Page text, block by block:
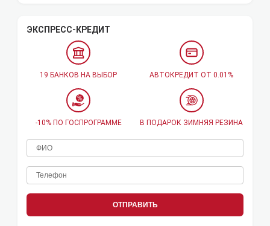
ЭКСПРЕСС-КРЕДИТ
19 БАНКОВ НА ВЫБОР АВТОКРЕДИТ ОТ 0.01%
-10% ПО ГОСПРОГРАММЕ В ПОДАРОК ЗИМНЯЯ РЕЗИНА
ОТПРАВИТЬ